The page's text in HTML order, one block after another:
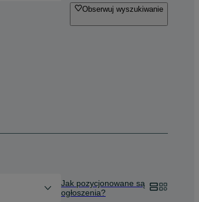
Obserwuj wyszukiwanie
Jak pozycjonowane są
ogłoszenia?